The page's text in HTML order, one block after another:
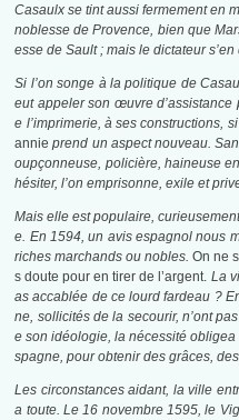
Casaulx se tint aussi fermement en
noblesse de Provence, bien que
esse de Sault ; mais le dictateur
Si l’on songe à la politique de
eut appeler son œuvre d’assistance
e l’imprimerie, à ses constructions,
annie prend un aspect nouveau.
oupçonneuse, policière, haineuse
hésiter, l’on emprisonne, exile et
Mais elle est populaire,
e. En 1594, un avis espagnol nous
riches marchands ou nobles.On ne
s doute pour en tirer de l’argent. La
as accablée de ce lourd fardeau ?
ne, sollicités de la secourir, n’ont
e son idéologie, la nécessité
spagne, pour obtenir des grâces,
Les circonstances aidant, la ville
a toute. Le 16 novembre 1595, le